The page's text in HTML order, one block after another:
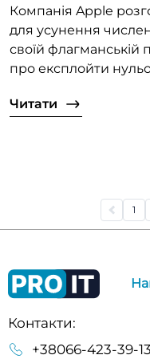
Компанія Apple
для усунення
своїй флагманській
про експлойти
Читати
1
Контакти:
+38066-423-39-13